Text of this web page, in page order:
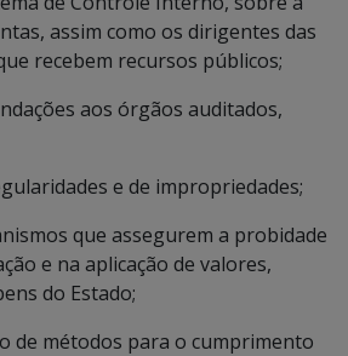
assim como os dirigentes das
recebem recursos públicos;
aos órgãos auditados,
e de impropriedades;
que assegurem a probidade
e na aplicação de valores,
do Estado;
de métodos para o cumprimento